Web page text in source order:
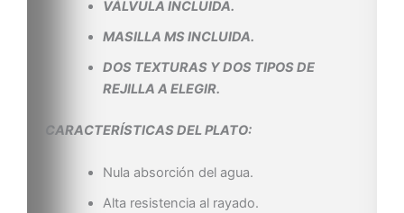
VÁLVULA INCLUIDA.
MASILLA MS INCLUIDA.
DOS TEXTURAS Y DOS TIPOS DE
REJILLA A ELEGIR.
CARACTERÍSTICAS DEL PLATO:
Nula absorción del agua.
Alta resistencia al rayado.